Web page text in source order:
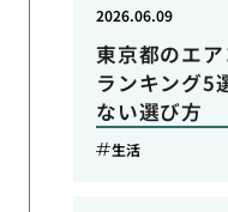
東京都のエ
ランキング5
ない選び方
2026.06.09
生活